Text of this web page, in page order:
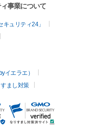
事業について
ュリティ24」
イエラエ）
まし対策